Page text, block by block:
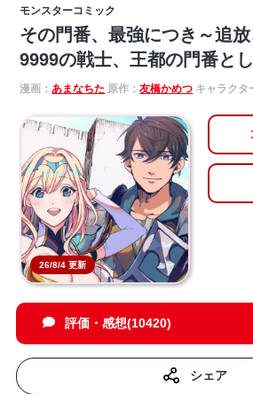
モンスターコミック
その門番、最強につき～追
9999の戦士、王都の門番と
漫画：あまなちた 原作：友橋かめつ キャラクタ
26/8/4 更新
評価・感想(10420)
シェア